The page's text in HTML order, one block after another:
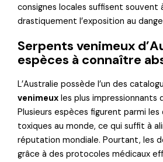
consignes locales suffisent souvent
drastiquement l’exposition au
Serpents venimeux
espèces à connaître
L’Australie possède l’un des
venimeux les plus impressionnants
Plusieurs espèces figurent parmi
toxiques au monde, ce qui suffit à
réputation mondiale. Pourtant, les
grâce à des protocoles médicaux